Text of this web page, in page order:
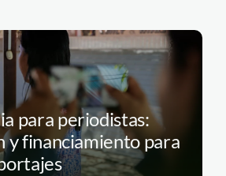
para periodistas:
y financiamiento para